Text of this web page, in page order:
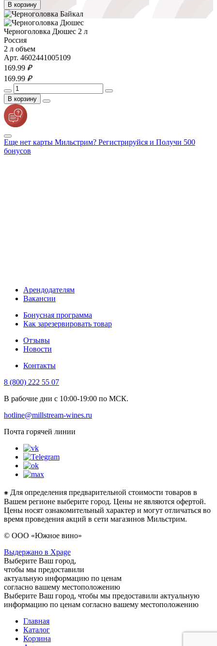
В корзину
Черноголовка Дюшес 2 л
Россия
2 л объем
Арт. 4602441005109
169.99 ₽
169.99 ₽
В корзину
Еще нет карты Мильстрим? Регистрируйся и Получи 500
бонусов
Арендодателям
Вакансии
Бонусная программа
Как зарезервировать товар
Отзывы
Новости
Контакты
8 (800) 222 55 07
В рабочие дни с 10:00-19:00 по МСК.
hotline@millstream-wines.ru
Почта горячей линии
⁕ Для определения предварительной стоимости товаров в
Вашем регионе выберите город. Цены не являются офертой.
Цены носят ознакомительный характер и могут отличаться во
время проведения акций в сети магазинов Мильстрим.
© ООО «Южное вино»
Выдержано в Xpage
Выберите Ваш город,
чтобы мы предоставили
актуальную информацию по ценам
согласно вашему местоположению
Выберите Ваш город, чтобы мы предоставили актуальную
информацию по ценам согласно вашему местоположению
Главная
Каталог
Корзина